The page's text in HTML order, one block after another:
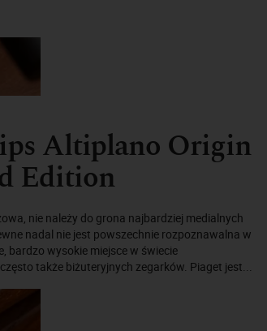
Altiplano Origin
Edition
nie należy do grona najbardziej medialnych
nadal nie jest powszechnie rozpoznawalna w
bardzo wysokie miejsce w świecie
także biżuteryjnych zegarków. Piaget jest...